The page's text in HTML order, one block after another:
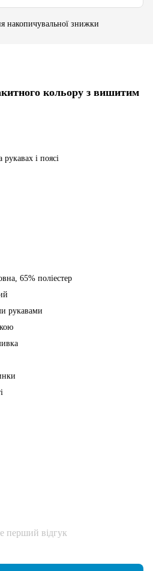
накопичувальної знижки
кольору з вишитим
і поясі
65% поліестер
рукавами
перший відгук